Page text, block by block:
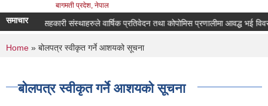
बागमती प्रदेश, नेपाल
समाचार सहकारी संस्थाहरुले वार्षिक प्रतिवेदन तथा कोपोमिस प्रणालीमा आवद्ध भई
You are here
Home » बोलपत्र स्वीकृत गर्ने आशयको सूचना
बोलपत्र स्वीकृत गर्ने आशयको सूचना